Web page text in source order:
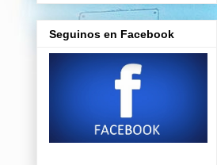
Seguinos en Facebook